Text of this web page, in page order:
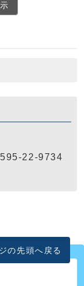
22-9734
の先頭へ戻る